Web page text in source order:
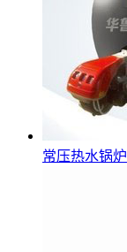
常压热水锅炉